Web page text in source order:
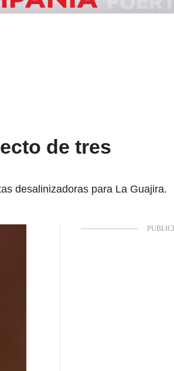
de tres
desalinizadoras para La Guajira.